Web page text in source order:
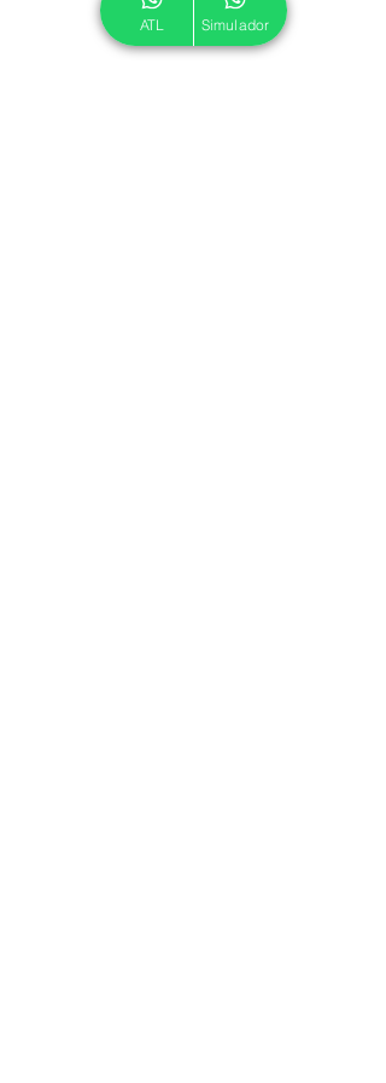
ATL Simulador